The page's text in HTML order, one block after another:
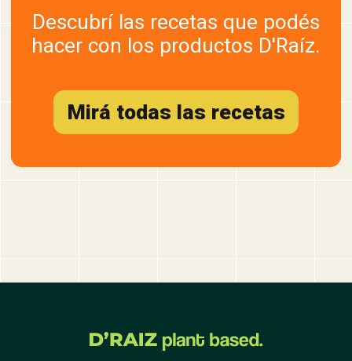
Descubrí las recetas que podés
hacer con los productos D'Raíz.
Mirá todas las recetas